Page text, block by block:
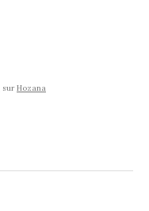
surHozana